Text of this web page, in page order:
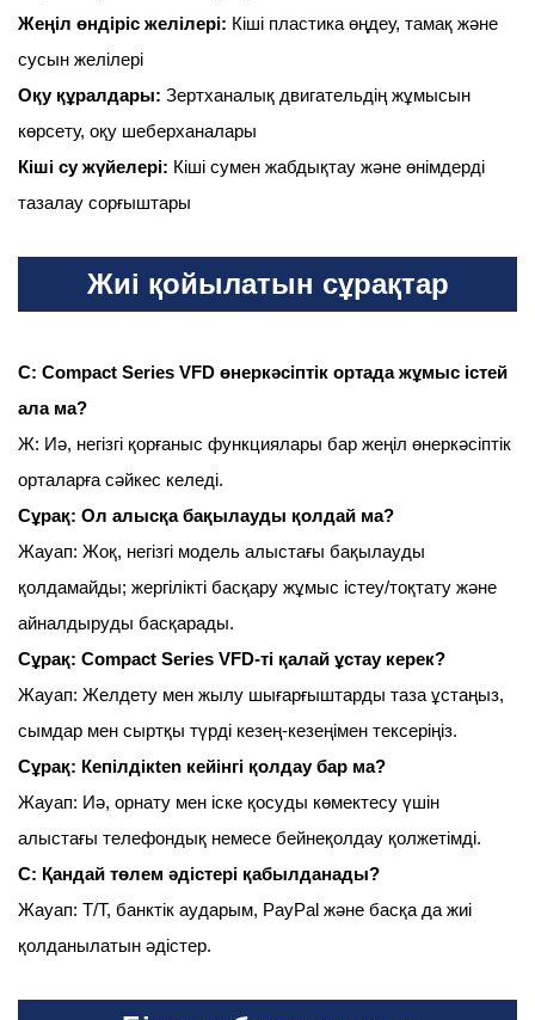
Жеңіл өндіріс желілері: Кіші пластика өңдеу, тамақ және
сусын желілері
Оқу құралдары: Зертханалық двигательдің жұмысын
көрсету, оқу шеберханалары
Кіші су жүйелері: Кіші сумен жабдықтау және өнімдерді
тазалау сорғыштары
Жиі қойылатын сұрақтар
С: Compact Series VFD өнеркәсіптік ортада жұмыс істей
ала ма?
Ж: Иә, негізгі қорғаныс функциялары бар жеңіл өнеркәсіптік
орталарға сәйкес келеді.
Сұрақ: Ол алысқа бақылауды қолдай ма?
Жауап: Жоқ, негізгі модель алыстағы бақылауды
қолдамайды; жергілікті басқару жұмыс істеу/тоқтату және
айналдыруды басқарады.
Сұрақ: Compact Series VFD-ті қалай ұстау керек?
Жауап: Желдету мен жылу шығарғыштарды таза ұстаңыз,
сымдар мен сыртқы түрді кезең-кезеңімен тексеріңіз.
Сұрақ: Кепілдікten кейінгі қолдау бар ма?
Жауап: Иә, орнату мен іске қосуды көмектесу үшін
алыстағы телефондық немесе бейнеқолдау қолжетімді.
С: Қандай төлем әдістері қабылданады?
Жауап: T/T, банктік аударым, PayPal және басқа да жиі
қолданылатын әдістер.